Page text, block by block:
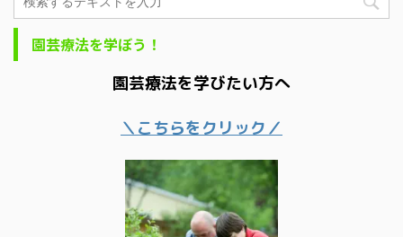
園芸療法を学ぼう！
園芸療法を学びたい方へ
＼こちらをクリック／